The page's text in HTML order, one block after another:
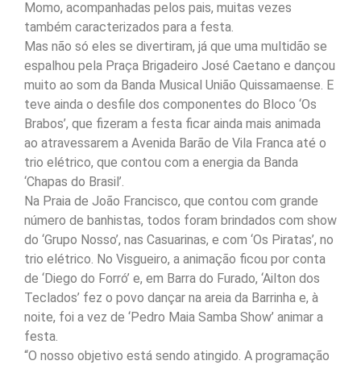
Momo, acompanhadas pelos pais, muitas vezes
também caracterizados para a festa.
Mas não só eles se divertiram, já que uma multidão se
espalhou pela Praça Brigadeiro José Caetano e dançou
muito ao som da Banda Musical União Quissamaense. E
teve ainda o desfile dos componentes do Bloco ‘Os
Brabos’, que fizeram a festa ficar ainda mais animada
ao atravessarem a Avenida Barão de Vila Franca até o
trio elétrico, que contou com a energia da Banda
‘Chapas do Brasil’.
Na Praia de João Francisco, que contou com grande
número de banhistas, todos foram brindados com show
do ‘Grupo Nosso’, nas Casuarinas, e com ‘Os Piratas’, no
trio elétrico. No Visgueiro, a animação ficou por conta
de ‘Diego do Forró’ e, em Barra do Furado, ‘Ailton dos
Teclados’ fez o povo dançar na areia da Barrinha e, à
noite, foi a vez de ‘Pedro Maia Samba Show’ animar a
festa.
“O nosso objetivo está sendo atingido. A programação